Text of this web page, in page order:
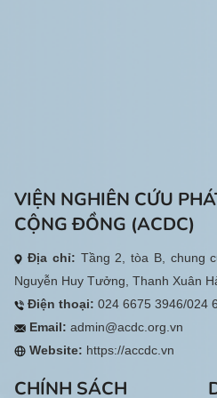
VIỆN NGHIÊN CỨU
CỘNG ĐỒNG (ACDC)
Địa chỉ: Tầng 2, tòa B, chung
Nguyễn Huy Tưởng, Thanh Xuân
Điện thoại: 024 6675 3946/024
Email: admin@acdc.org.vn
Website: https://accdc.vn
CHÍNH SÁCH